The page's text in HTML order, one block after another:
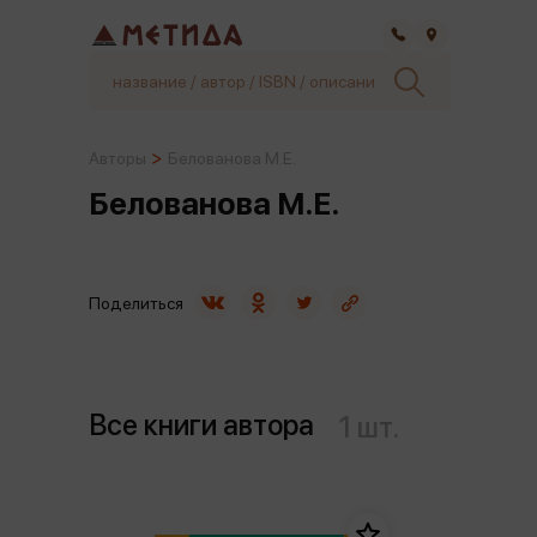
Белованова М.Е.
Все книги автора
Поделиться